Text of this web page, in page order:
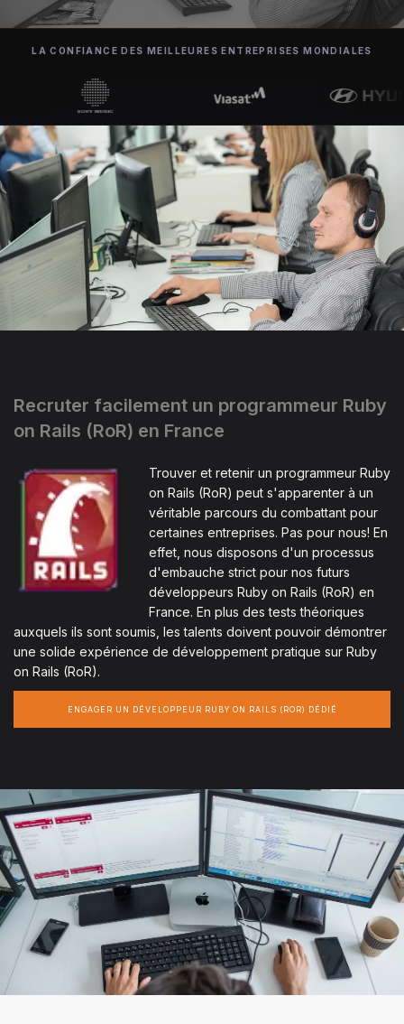
LA CONFIANCE DES MEILLEURES ENTREPRISES MONDIALES
Recruter facilement un programmeur Ruby
on Rails (RoR) en France
Trouver et retenir un programmeur Ruby
on Rails (RoR) peut s'apparenter à un
véritable parcours du combattant pour
certaines entreprises. Pas pour nous! En
effet, nous disposons d'un processus
d'embauche strict pour nos futurs
développeurs Ruby on Rails (RoR) en
France. En plus des tests théoriques
auxquels ils sont soumis, les talents doivent pouvoir démontrer
une solide expérience de développement pratique sur Ruby
on Rails (RoR).
ENGAGER UN DÉVELOPPEUR RUBY ON RAILS (ROR) DÉDIÉ